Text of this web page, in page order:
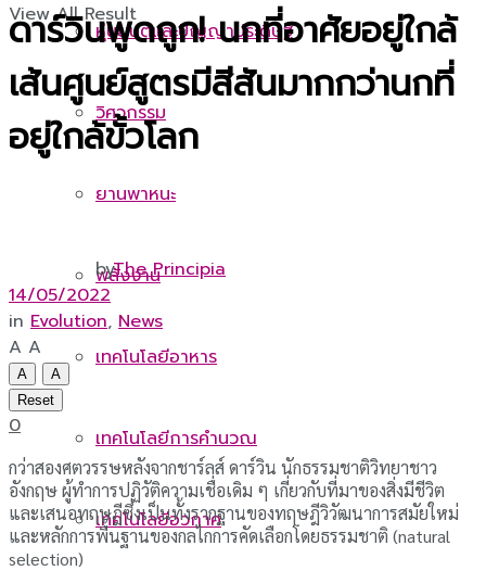
หุ่นยนต์และปัญญาประดิษฐ์
วิศวกรรม
ยานพาหนะ
พลังงาน
เทคโนโลยีอาหาร
เทคโนโลยีการคำนวณ
เทคโนโลยีอวกาศ
View All Result
ดาร์วินพูดถูก! นกที่อาศัยอยู่ใกล้
เส้นศูนย์สูตรมีสีสันมากกว่านกที่
อยู่ใกล้ขั้วโลก
byThe Principia
14/05/2022
in Evolution, News
A A
A
A
Reset
0
กว่าสองศตวรรษหลังจากชาร์ลส์ ดาร์วิน นักธรรมชาติวิทยาชาว
อังกฤษ ผู้ทำการปฏิวัติความเชื่อเดิม ๆ เกี่ยวกับที่มาของสิ่งมีชีวิต
และเสนอทฤษฎีซึ่งเป็นทั้งรากฐานของทฤษฎีวิวัฒนาการสมัยใหม่
และหลักการพื้นฐานของกลไกการคัดเลือกโดยธรรมชาติ (natural
selection)